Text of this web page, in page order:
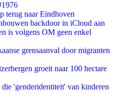
terug naar Eindhoven
backdoor in iCloud aan
is volgens OM geen enkel
grensaanval door migranten
groeit naar 100 hectare
'genderidentiteit' van kinderen